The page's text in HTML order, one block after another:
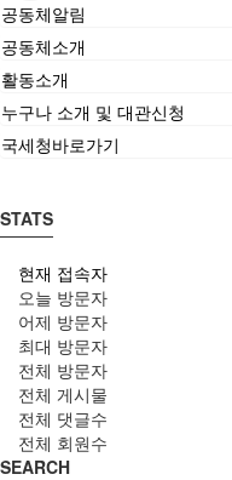
공동체알림
공동체소개
활동소개
누구나 소개 및 대관신청
국세청바로가기
STATS
현재 접속자
오늘 방문자
어제 방문자
최대 방문자
전체 방문자
전체 게시물
전체 댓글수
전체 회원수
SEARCH